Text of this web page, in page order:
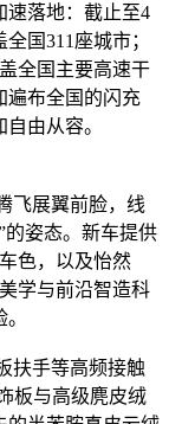
速落地：截止至4
国311座城市；
全国主要高速干
遍布全国的闪充
由从容。
飞展翼前脸，线
的姿态。新车提供
色，以及怡然
学与前沿智造科
扶手等高频接触
板与高级麂皮绒